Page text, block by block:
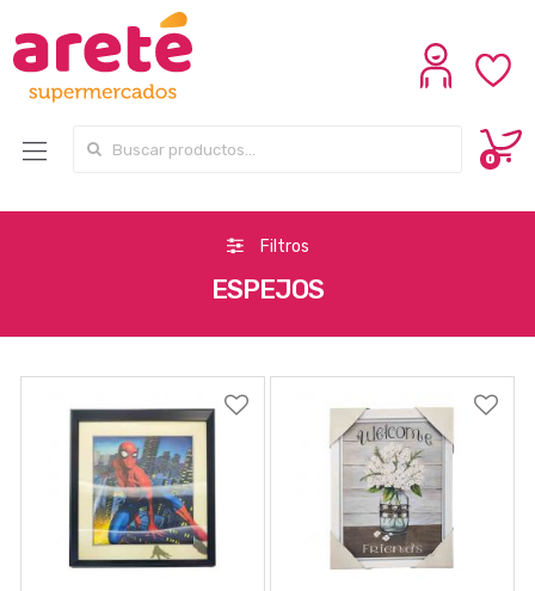
Search for:
0
Filtros
ESPEJOS